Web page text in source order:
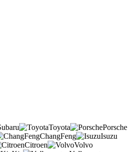
Toyota
Porsche
ChangFeng
Isuzu
Citroen
Volvo